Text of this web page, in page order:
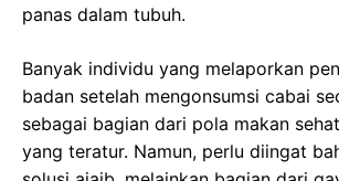
panas dalam tubuh.
Banyak individu yang melaporkan
badan setelah mengonsumsi cabai
sebagai bagian dari pola makan
yang teratur. Namun, perlu diingat